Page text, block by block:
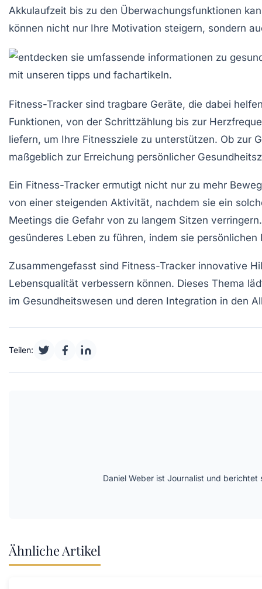
Akkulaufzeit bis zu den Überwachungsfunktionen
können nicht nur Ihre Motivation steigern, sondern
Fitness-Tracker sind tragbare Geräte, die dabei
Funktionen, von der Schrittzählung bis zur
liefern, um Ihre Fitnessziele zu unterstützen. Ob zur
maßgeblich zur Erreichung persönlicher
Ein Fitness-Tracker ermutigt nicht nur zu mehr
von einer steigenden Aktivität, nachdem sie ein
Meetings die Gefahr von zu langem Sitzen
gesünderes Leben zu führen, indem sie
Zusammengefasst sind Fitness-Tracker innovative
Lebensqualität verbessern können. Dieses Thema
im Gesundheitswesen und deren Integration in den
Teilen:
Daniel Weber ist Journalist und
Ähnliche Artikel